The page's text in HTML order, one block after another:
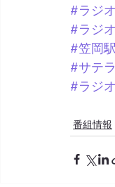
#ラジ
#ラジオ
#笠岡駅
#サテ
#ラジ
番組情報